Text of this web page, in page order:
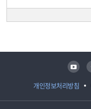
개인정보처리방침
유튜브